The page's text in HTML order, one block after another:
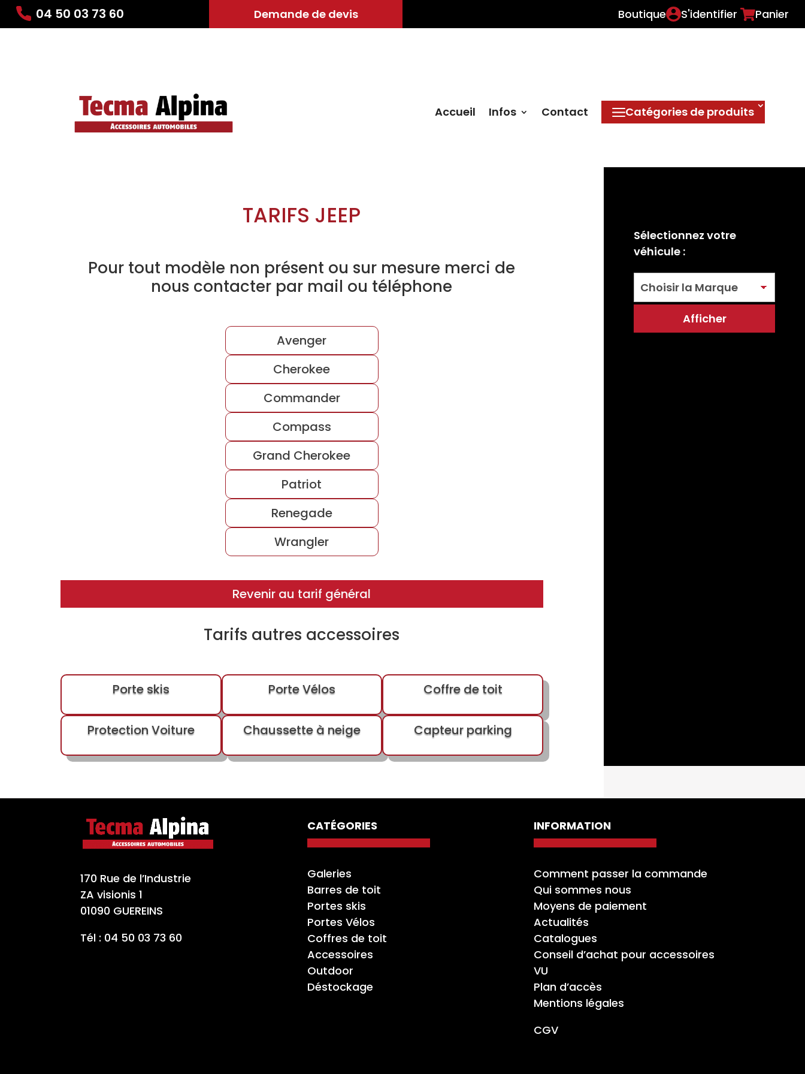
04 50 03 73 60 Demande de devis Boutique S'identifier Panier
Accueil Infos Contact Catégories de produits
TARIFS JEEP
Pour tout modèle non présent ou sur mesure merci de
nous contacter par mail ou téléphone
Avenger
Cherokee
Commander
Compass
Grand Cherokee
Patriot
Renegade
Wrangler
Revenir au tarif général
Tarifs autres accessoires
Porte skis
Protection Voiture
Porte Vélos
Chaussette à neige
Coffre de toit
Capteur parking
Sélectionnez votre
véhicule :
170 Rue de l’Industrie
ZA visionis 1
01090 GUEREINS
Tél : 04 50 03 73 60
CATÉGORIES
Galeries
Barres de toit
Portes skis
Portes Vélos
Coffres de toit
Accessoires
Outdoor
Déstockage
INFORMATION
Comment passer la commande
Qui sommes nous
Moyens de paiement
Actualités
Catalogues
Conseil d’achat pour accessoires
VU
Plan d’accès
Mentions légales
CGV